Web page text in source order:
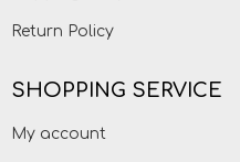
Return Policy
SHOPPING SERVICE
My account